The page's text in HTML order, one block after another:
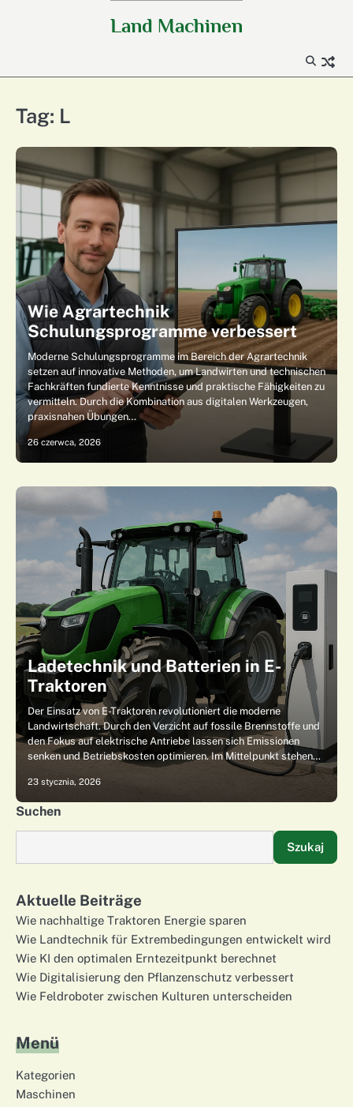
Land Machinen
Tag: L
Wie Agrartechnik
Schulungsprogramme verbessert
Moderne Schulungsprogramme im Bereich der Agrartechnik
setzen auf innovative Methoden, um Landwirten und technischen
Fachkräften fundierte Kenntnisse und praktische Fähigkeiten zu
vermitteln. Durch die Kombination aus digitalen Werkzeugen,
praxisnahen Übungen…
26 czerwca, 2026
Ladetechnik und Batterien in E-
Traktoren
Der Einsatz von E-Traktoren revolutioniert die moderne
Landwirtschaft. Durch den Verzicht auf fossile Brennstoffe und
den Fokus auf elektrische Antriebe lassen sich Emissionen
senken und Betriebskosten optimieren. Im Mittelpunkt stehen…
23 stycznia, 2026
Suchen
Szukaj
Aktuelle Beiträge
Wie nachhaltige Traktoren Energie sparen
Wie Landtechnik für Extrembedingungen entwickelt wird
Wie KI den optimalen Erntezeitpunkt berechnet
Wie Digitalisierung den Pflanzenschutz verbessert
Wie Feldroboter zwischen Kulturen unterscheiden
Menü
Kategorien
Maschinen